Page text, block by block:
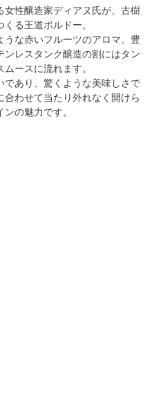
女性醸造家ディアヌ氏が、古樹
る王道ボルドー。
な赤いフルーツのアロマ。豊
レスタンク醸造の割にはタン
ースに流れます。
であり、驚くような美味しさで
わせて当たり外れなく開けら
の魅力です。